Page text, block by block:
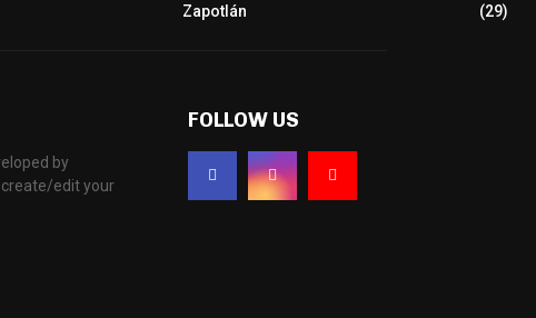
Zapotlán
(29)
by
create/edit your
FOLLOW US